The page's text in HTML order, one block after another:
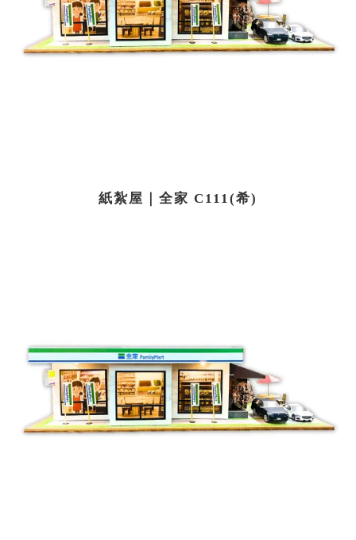
紙紮屋｜全家 C111(希)